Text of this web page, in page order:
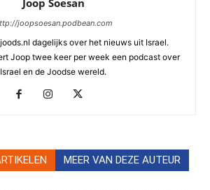
Joop Soesan
joopsoesan.podbean.com
dagelijks over het nieuws uit Israel.
Joop twee keer per week een podcast over
Israel en de Joodse wereld.
MEER VAN DEZE AUTEUR